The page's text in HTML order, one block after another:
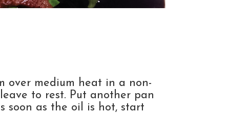
over medium heat in a non-
to rest. Put another pan
soon as the oil is hot, start